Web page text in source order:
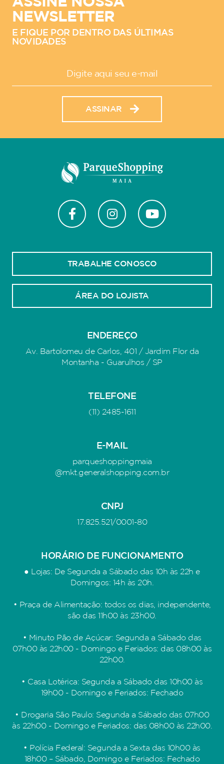
NEWSLETTER
E FIQUE POR DENTRO DAS ÚLTIMAS
NOVIDADES
ASSINAR
TRABALHE CONOSCO
ÁREA DO LOJISTA
ENDEREÇO
Av. Bartolomeu de Carlos, 401 / Jardim Flor da
Montanha - Guarulhos / SP
TELEFONE
(11) 2485-1611
E-MAIL
parqueshoppingmaia
@mkt.generalshopping.com.br
CNPJ
17.825.521/0001-80
HORÁRIO DE FUNCIONAMENTO
● Lojas: De Segunda a Sábado das 10h às 22h e
Domingos: 14h às 20h.
• Praça de Alimentação: todos os dias, independente,
são das 11h00 às 23h00.
• Minuto Pão de Açúcar: Segunda a Sábado das
07h00 às 22h00 - Domingo e Feriados: das 08h00 às
22h00.
• Casa Lotérica: Segunda a Sábado das 10h00 às
19h00 - Domingo e Feriados: Fechado
• Drogaria São Paulo: Segunda a Sábado das 07h00
às 22h00 - Domingo e Feriados: das 08h00 às 22h00.
• Polícia Federal: Segunda a Sexta das 10h00 às
18h00 – Sábado, Domingo e Feriados: Fechado